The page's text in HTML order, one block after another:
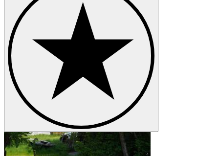
Mercedes-Benz G-Class
Mercedes-Benz S-Class
Mercedes-Benz SL-Class
Mercedes-Benz SLK